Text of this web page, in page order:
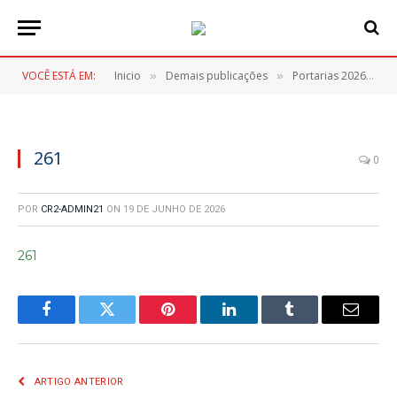
VOCÊ ESTÁ EM: Inicio » Demais publicações » Portarias 2026
261 0
POR CR2-ADMIN21 ON 19 DE JUNHO DE 2026
261
FacebookTwitter Pinterest LinkedInTumblr
E-
ARTIGO ANTERIOR